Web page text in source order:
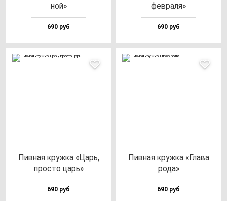
ной»
690 руб
фев­ра­ля»
690 руб
Пив­ная круж­ка «Царь,
прос­то царь»
690 руб
Пив­ная круж­ка «Гла­ва
ро­да»
690 руб